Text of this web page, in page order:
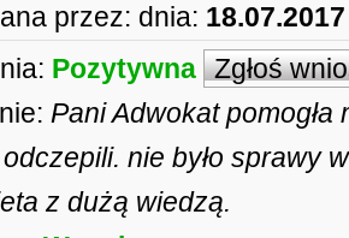
przez: dnia:
Pozytywna Zgłoś
Pani Adwokat
nie było sprawy
z dużą wiedzą.